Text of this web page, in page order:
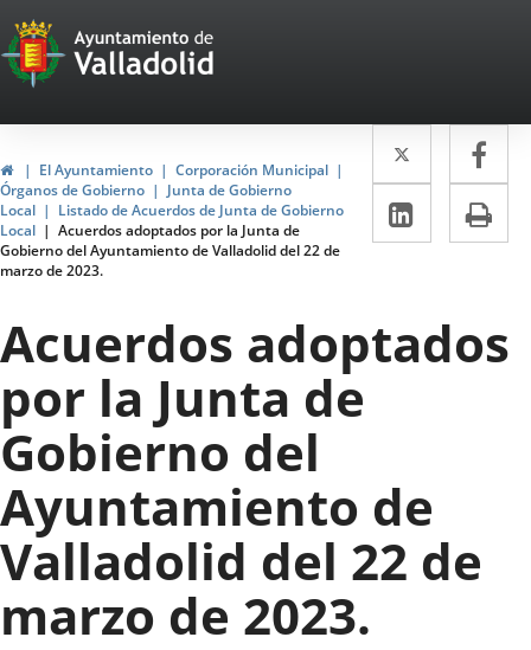
Portal
Web
del
Ayuntamiento
de
Valladolid
InicioEl Ayuntamiento
Corporación Municipal
Órganos de Gobierno
Junta de Gobierno
Local
Listado de Acuerdos de Junta de Gobierno
Local
Acuerdos adoptados por la Junta de
Gobierno del Ayuntamiento de Valladolid del 22 de
marzo de 2023.
Twitter
Enlace
a
una
a
LinkedIn
Enlace
a
externa.
Acuerdos adoptados
por la Junta de
Gobierno del
Ayuntamiento de
Valladolid del 22 de
marzo de 2023.